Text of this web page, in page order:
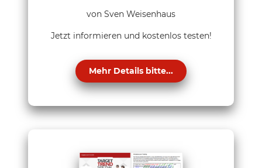
von Sven Weisenhaus
Jetzt informieren und kostenlos testen!
Mehr Details bitte...